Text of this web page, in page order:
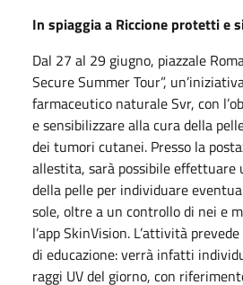
In spiaggia a Riccione protetti e
Dal 27 al 29 giugno, piazzale
Secure Summer Tour”,
farmaceutico naturale Svr, con
e sensibilizzare alla cura della
dei tumori cutanei. Presso la
allestita, sarà possibile effettuare
della pelle per individuare
sole, oltre a un controllo di nei e
l’app SkinVision. L’attività
di educazione: verrà infatti
raggi UV del giorno, con